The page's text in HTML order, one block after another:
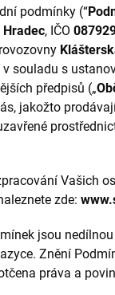
podmínky (“
, IČO
v souladu s
předpisů („
jakožto
Vašich
zde:
jsou
Znění
práva a